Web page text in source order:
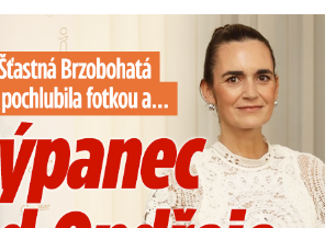
pochlubila fotkou: Rýpanec od Ondřeje